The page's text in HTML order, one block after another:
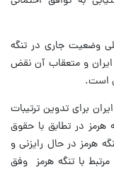
وضعیت جاری در تنگه
ایران و متعقاب آن نقض
است.
برای تدوین ترتیبات
هرمز در تطابق با حقوق
هرمز در حال رایزنی و
با تنگه هرمز وفق